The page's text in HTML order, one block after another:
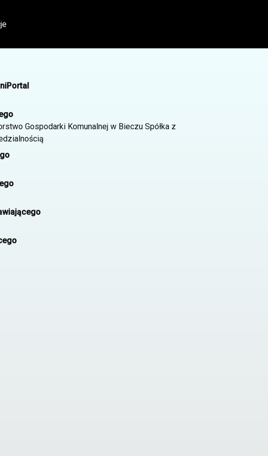
Gospodarki Komunalnej w Bieczu Spółka z